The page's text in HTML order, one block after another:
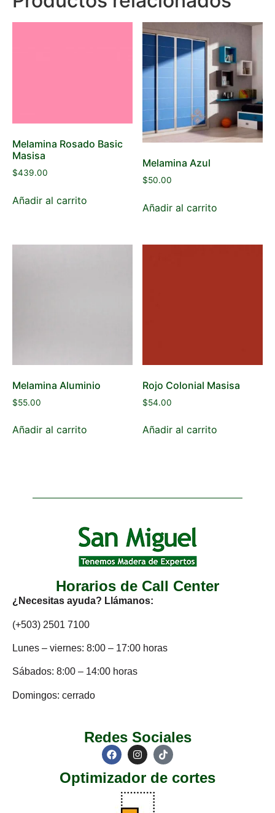
Melamina Rosado Basic
Masisa
$439.00
Añadir al carrito
Melamina Azul
$50.00
Añadir al carrito
Melamina Aluminio
$55.00
Añadir al carrito
Rojo Colonial Masisa
$54.00
Añadir al carrito
Horarios de Call Center
¿Necesitas ayuda? Llámanos:
(+503) 2501 7100
Lunes – viernes: 8:00 – 17:00 horas
Sábados: 8:00 – 14:00 horas
Domingos: cerrado
Redes Sociales
Optimizador de cortes